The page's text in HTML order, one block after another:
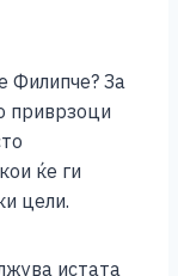
Филипче? За
приврзоци
ќе ги
цели.
истата